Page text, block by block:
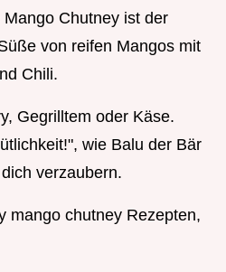
Chutney ist der
von reifen Mangos mit
Chili.
Gegrilltem oder Käse.
wie Balu der Bär
verzaubern.
mango chutney Rezepten,